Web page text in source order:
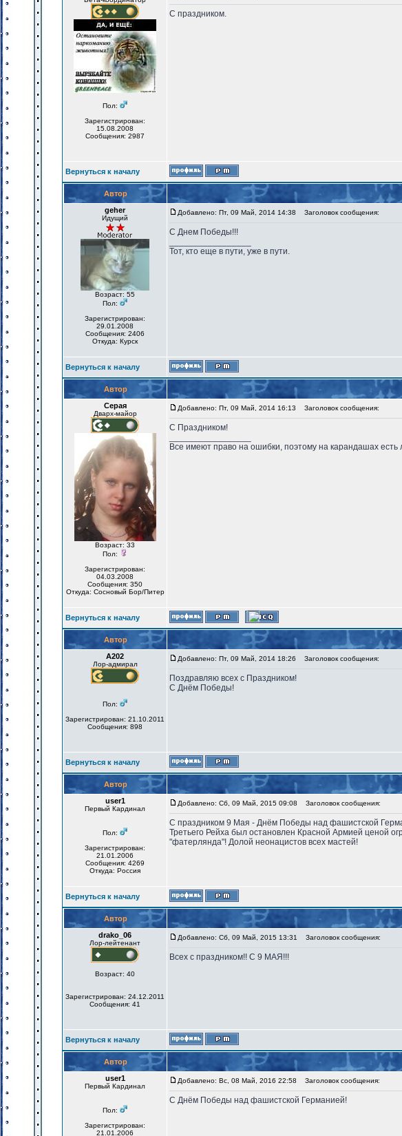
Пол:
Зарегистрирован:
15.08.2008
Сообщения: 2987
С праздником.
Вернуться к началу
Автор
geher
Идущий
Возраст: 55
Пол:
Зарегистрирован:
29.01.2008
Сообщения: 2406
Откуда: Курск
Добавлено: Пт, 09 Май, 2014 14:38 Заголовок сообщения:
С Днем Победы!!!
Тот, кто еще в пути, уже в пути.
Вернуться к началу
Автор
Серая
Дварх-майор
Возраст: 33
Пол:
Зарегистрирован:
04.03.2008
Сообщения: 350
Откуда: Сосновый Бор/Питер
Добавлено: Пт, 09 Май, 2014 16:13 Заголовок сообщения:
С Праздником!
Все имеют право на ошибки, поэтому на карандашах есть
Вернуться к началу
Автор
А202
Лор-адмирал
Пол:
Зарегистрирован: 21.10.2011
Сообщения: 898
Добавлено: Пт, 09 Май, 2014 18:26 Заголовок сообщения:
Поздравляю всех с Праздником!
С Днём Победы!
Вернуться к началу
Автор
user1
Первый Кардинал
Пол:
Зарегистрирован:
21.01.2006
Сообщения: 4269
Откуда: Россия
Добавлено: Сб, 09 Май, 2015 09:08 Заголовок сообщения:
С праздником 9 Мая - Днём Победы над фашистской
Третьего Рейха был остановлен Красной Армией ценой
"фатерлянда"! Долой неонацистов всех мастей!
Вернуться к началу
Автор
drako_06
Лор-лейтенант
Возраст: 40
Зарегистрирован: 24.12.2011
Сообщения: 41
Добавлено: Сб, 09 Май, 2015 13:31 Заголовок сообщения:
Всех с праздником!! С 9 МАЯ!!!
Вернуться к началу
Автор
user1
Первый Кардинал
Пол:
Зарегистрирован:
21.01.2006
Добавлено: Вс, 08 Май, 2016 22:58 Заголовок сообщения:
С Днём Победы над фашистской Германией!